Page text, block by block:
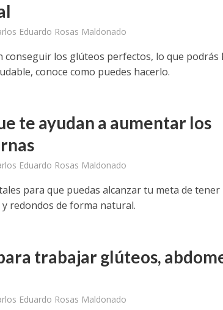
Eduardo Rosas Maldonado
conseguir los glúteos perfectos, lo que podrás
conoce como puedes hacerlo.
te ayudan a aumentar los
Eduardo Rosas Maldonado
para que puedas alcanzar tu meta de tener
redondos de forma natural.
trabajar glúteos,
Eduardo Rosas Maldonado